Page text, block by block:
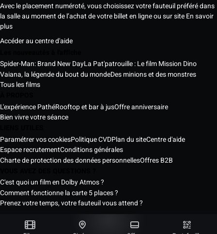
Avec le placement numéroté, vous choisissez votre fauteuil préféré dans
la salle au moment de l’achat de votre billet en ligne ou sur siteEn savoir
plus
Accéder au centre d'aide
Spider-Man: Brand New DayLa Pat'patrouille : Le film Mission Dino
Vaiana, la légende du bout du mondeDes minions et des monstres
Tous les films
L'expérience PathéRooftop et bar à jusOffre anniversaire
Bien vivre votre séance
Paramétrer vos cookiesPolitique CVDPlan du siteCentre d'aide
Espace recrutementConditions générales
Charte de protection des données personnellesOffres B2B
C'est quoi un film en Dolby Atmos ?
Comment fonctionne la carte 5 places ?
Prenez votre temps, votre fauteuil vous attend ?
Les Cinémas Pathé Sénégal © 2026